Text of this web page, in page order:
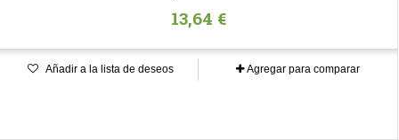
13,64 €
Añadir a la lista de deseos Agregar para comparar